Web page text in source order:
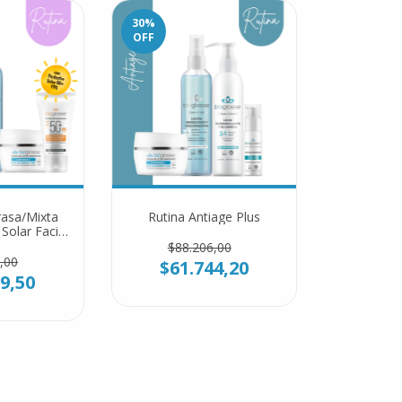
Mixta
Facial
30%
OFF
Rutina Antiage Plus
$88.206,00
$61.744,20